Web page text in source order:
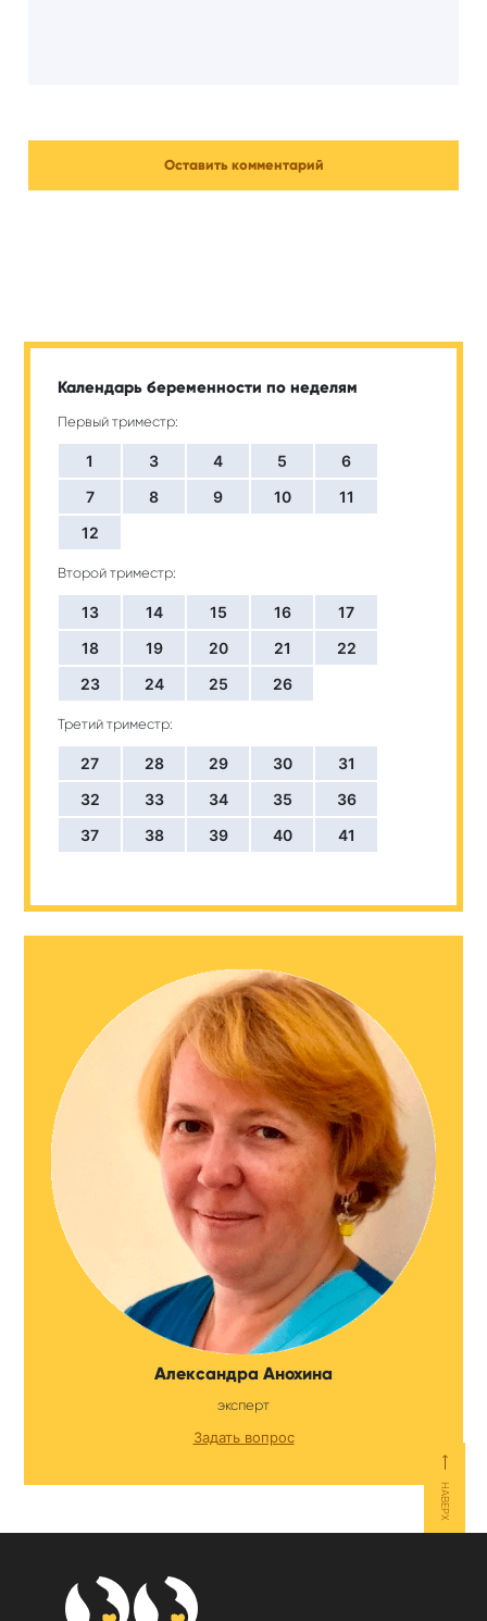
Календарь беременности по неделям
Первый триместр:
1 3 4 5
6
7
8 9 10
11
12
Второй триместр:
13 14 15 16
17
18
19 20 21
22
23
24 25 26
Третий триместр:
27 28 29 30
31
32
33 34 35
36
37
38 39 40 41
Александра Анохина
эксперт
Задать вопрос
⟵
НАВЕРХ